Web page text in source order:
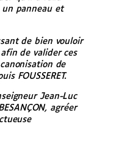
panneau et
de bien vouloir
de valider ces
de
FOUSSERET.
Jean-Luc
agréer